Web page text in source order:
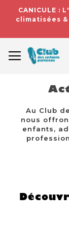
CANICULE :
climatisées
Au Club
nous
enfants,